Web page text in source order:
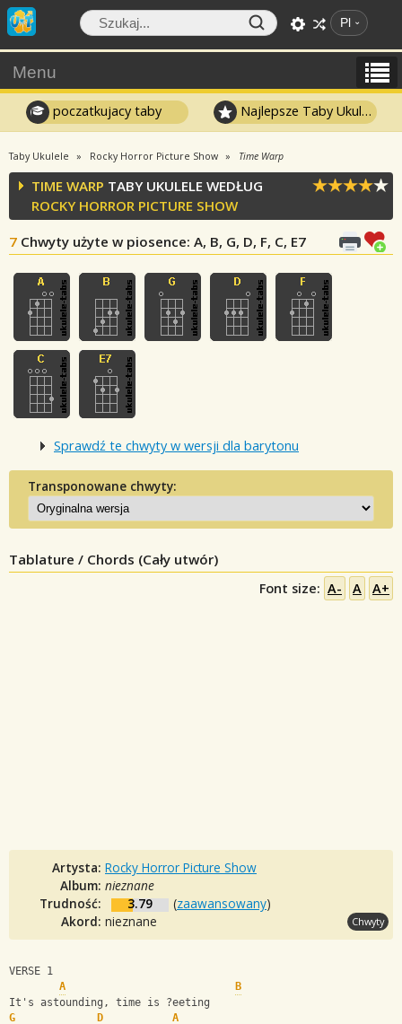
Pl
Menu
poczatkujacy taby Najlepsze Taby Ukulele
Taby Ukulele Rocky Horror Picture Show Time Warp
TIME WARP TABY UKULELE WEDŁUG
ROCKY HORROR PICTURE SHOW
7 Chwyty użyte w piosence: A, B, G, D, F, C, E7
Sprawdź te chwyty w wersji dla barytonu
Transponowane chwyty:
Tablature / Chords (Cały utwór)
Font size: A- A A+
Artysta: Rocky Horror Picture Show
Album: nieznane
Trudność:
3.79 (zaawansowany)
Akord: nieznane Chwyty
VERSE 1
A
B
It's astounding, time is ?eeting
G
D
A